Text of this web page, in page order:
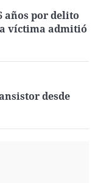
años por delito
víctima admitió
desde